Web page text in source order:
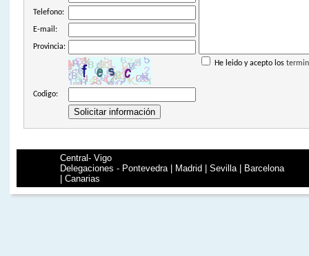
He leido y acepto los
Telefono:
E-mail:
Provincia:
Codigo:
Central- Vigo
Delegaciones - Pontevedra | Madrid | Sevilla | Barcelona
| Canarias